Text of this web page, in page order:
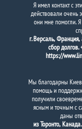
Я имел контакт с
действовали очень
они мне помогли. Я
г. Версаль,
сбор
https://
Мы благодарны
помощь и
получили
ясным и точным с
даны
из Торонто,